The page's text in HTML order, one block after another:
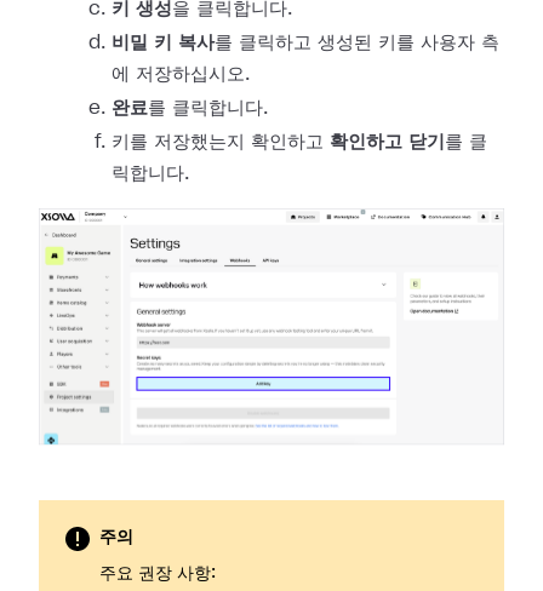
키 생성을 클릭합니다.
비밀 키 복사를 클릭하고 생성된 키를 사용자 측
에 저장하십시오.
완료를 클릭합니다.
키를 저장했는지 확인하고 확인하고 닫기 를 클
릭합니다.
주의
주요 권장 사항: